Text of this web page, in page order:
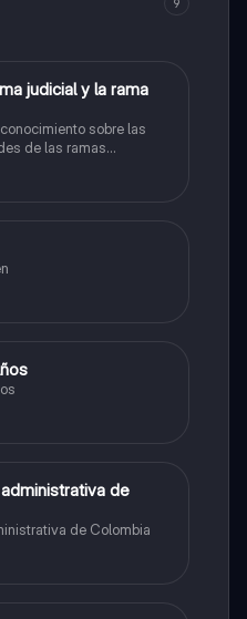
9
judicial y la rama
sobre las
de las ramas
de
de Colombia